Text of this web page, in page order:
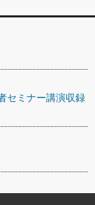
セミナー講演収録